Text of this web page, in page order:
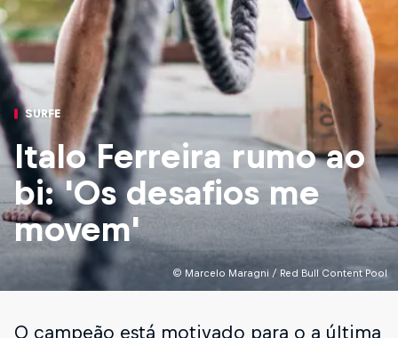
© Marcelo Maragni / Red Bull Content Pool
SURFE
Italo Ferreira rumo ao
bi: 'Os desafios me
movem'
O campeão está motivado para o a última